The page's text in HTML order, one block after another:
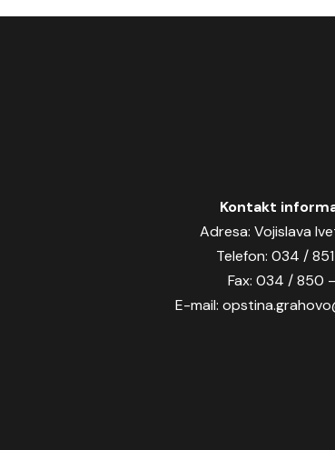
Kontakt
Adresa: Vojislava
Telefon: 034 / 851
Fax: 034 / 850 –
E-mail: